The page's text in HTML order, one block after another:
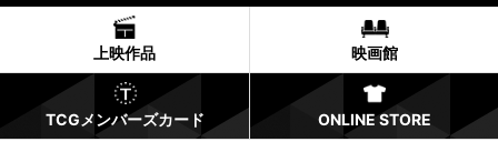
上映作品 映画館
TCGメンバーズカード ONLINE STORE